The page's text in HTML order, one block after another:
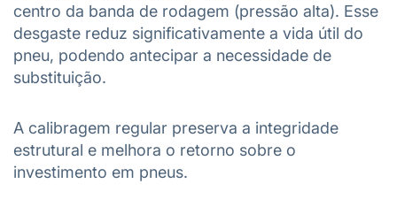
centro da banda de rodagem (pressão alta). Esse
desgaste reduz significativamente a vida útil do
pneu, podendo antecipar a necessidade de
substituição.
A calibragem regular preserva a integridade
estrutural e melhora o retorno sobre o
investimento em pneus.